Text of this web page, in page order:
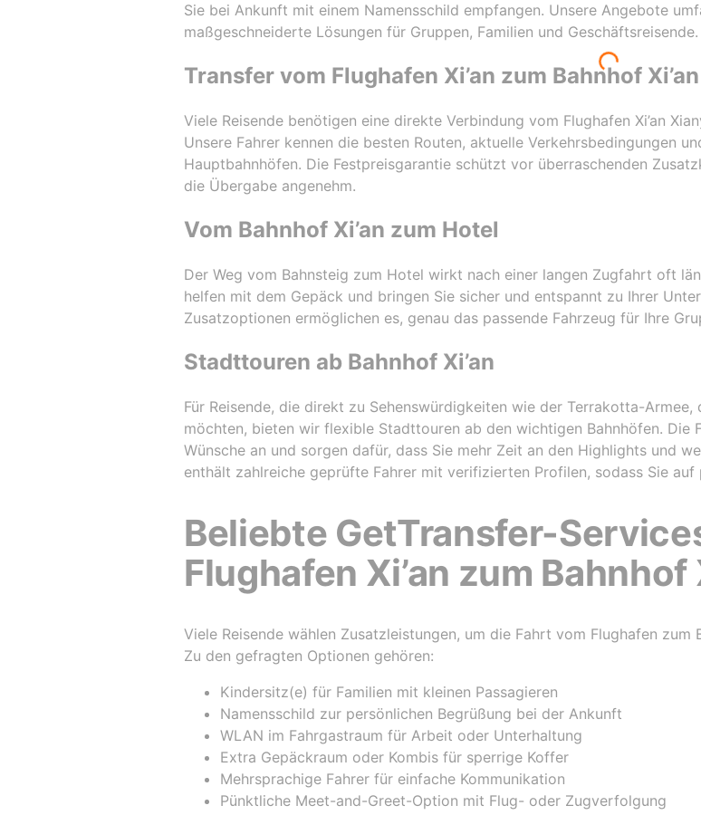
Sie bei Ankunft mit einem Namensschild empfangen. Unsere Angebote
maßgeschneiderte Lösungen für Gruppen, Familien und Geschäftsreisende.
Transfer vom Flughafen Xi’an zum Bahnhof Xi’an
Viele Reisende benötigen eine direkte Verbindung vom Flughafen Xi’an
Unsere Fahrer kennen die besten Routen, aktuelle Verkehrsbedingungen
Hauptbahnhöfen. Die Festpreisgarantie schützt vor überraschenden
die Übergabe angenehm.
Vom Bahnhof Xi’an zum Hotel
Der Weg vom Bahnsteig zum Hotel wirkt nach einer langen Zugfahrt oft
helfen mit dem Gepäck und bringen Sie sicher und entspannt zu Ihrer
Zusatzoptionen ermöglichen es, genau das passende Fahrzeug für Ihre
Stadttouren ab Bahnhof Xi’an
Für Reisende, die direkt zu Sehenswürdigkeiten wie der Terrakotta-
möchten, bieten wir flexible Stadttouren ab den wichtigen Bahnhöfen. Die
Wünsche an und sorgen dafür, dass Sie mehr Zeit an den Highlights und
enthält zahlreiche geprüfte Fahrer mit verifizierten Profilen, sodass Sie
Beliebte GetTransfer-
Flughafen Xi’an zum Bahnhof
Viele Reisende wählen Zusatzleistungen, um die Fahrt vom Flughafen
Zu den gefragten Optionen gehören:
Kindersitz(e) für Familien mit kleinen Passagieren
Namensschild zur persönlichen Begrüßung bei der Ankunft
WLAN im Fahrgastraum für Arbeit oder Unterhaltung
Extra Gepäckraum oder Kombis für sperrige Koffer
Mehrsprachige Fahrer für einfache Kommunikation
Pünktliche Meet-and-Greet-Option mit Flug- oder Zugverfolgung